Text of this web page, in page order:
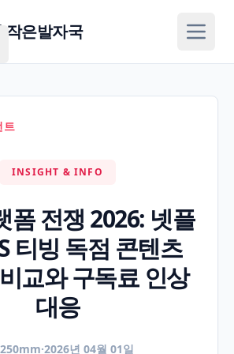
은발자국
트
INSIGHT & INFO
폼 전쟁 2026: 넷플
티빙 독점 콘텐츠
교와 구독료 인상
대응
250mm·2026년 04월 01일